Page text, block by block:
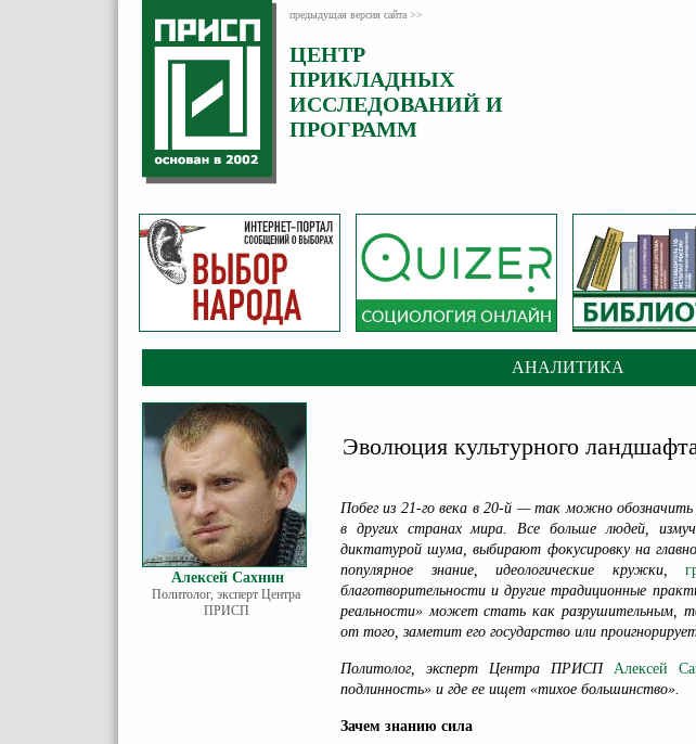
предыдущая версия сайта >>
ЦЕНТР
ПРИКЛАДНЫХ
ИССЛЕДОВАНИЙ И
ПРОГРАММ
АНАЛИТИКА
Алексей Сахнин
Политолог, эксперт Центра
ПРИСП
Эволюция культурного
Побег из 21-го века в 20-й — так можно
в других странах мира. Все больше людей,
диктатурой шума, выбирают фокусировку на
популярное знание, идеологические кружки,
благотворительности и другие традиционные
реальности» может стать как разрушительным,
от того, заметит его государство или
Политолог, эксперт Центра ПРИСПАлексей
подлинность» и где ее ищет «тихое большинство».
Зачем знанию сила